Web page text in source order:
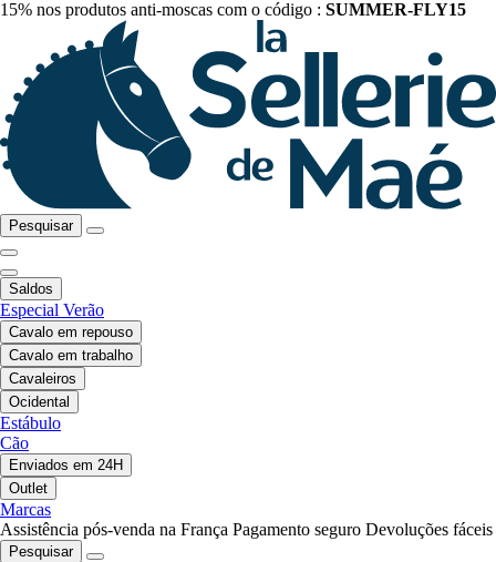
15% nos produtos anti-moscas com o código : SUMMER-FLY15
Pesquisar
Saldos
Especial Verão
Cavalo em repouso
Cavalo em trabalho
Cavaleiros
Ocidental
Estábulo
Cão
Enviados em 24H
Outlet
Marcas
Assistência pós-venda na França Pagamento seguro Devoluções fáceis
Pesquisar